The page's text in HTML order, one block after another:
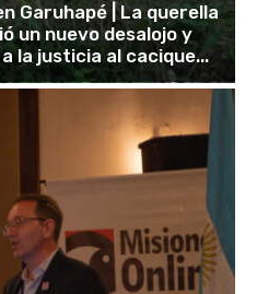
Garuhapé | La querella
un nuevo desalojo y
la justicia al cacique...